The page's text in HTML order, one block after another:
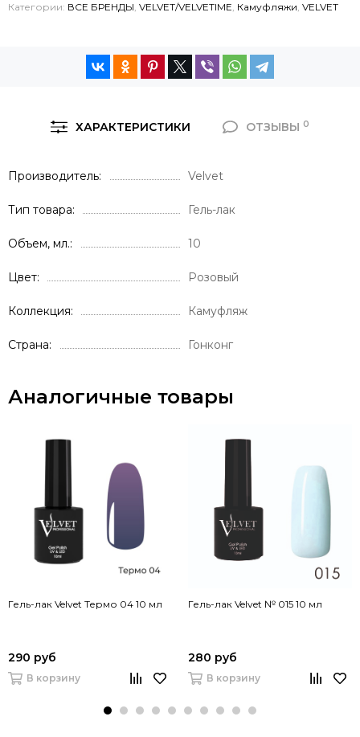
Категории: ВСЕ БРЕНДЫ, VELVET/VELVETIME, Камуфляжи, VELVET
ХАРАКТЕРИСТИКИ ОТЗЫВЫ 0
Производитель Velvet
Тип товара Гель-лак
Объем, мл. 10
Цвет Розовый
Коллекция Камуфляж
Страна Гонконг
Аналогичные товары
Гель-лак Velvet Термо 04 10 мл
290 руб
В корзину
Гель-лак Velvet № 015 10 мл
280 руб
В корзину